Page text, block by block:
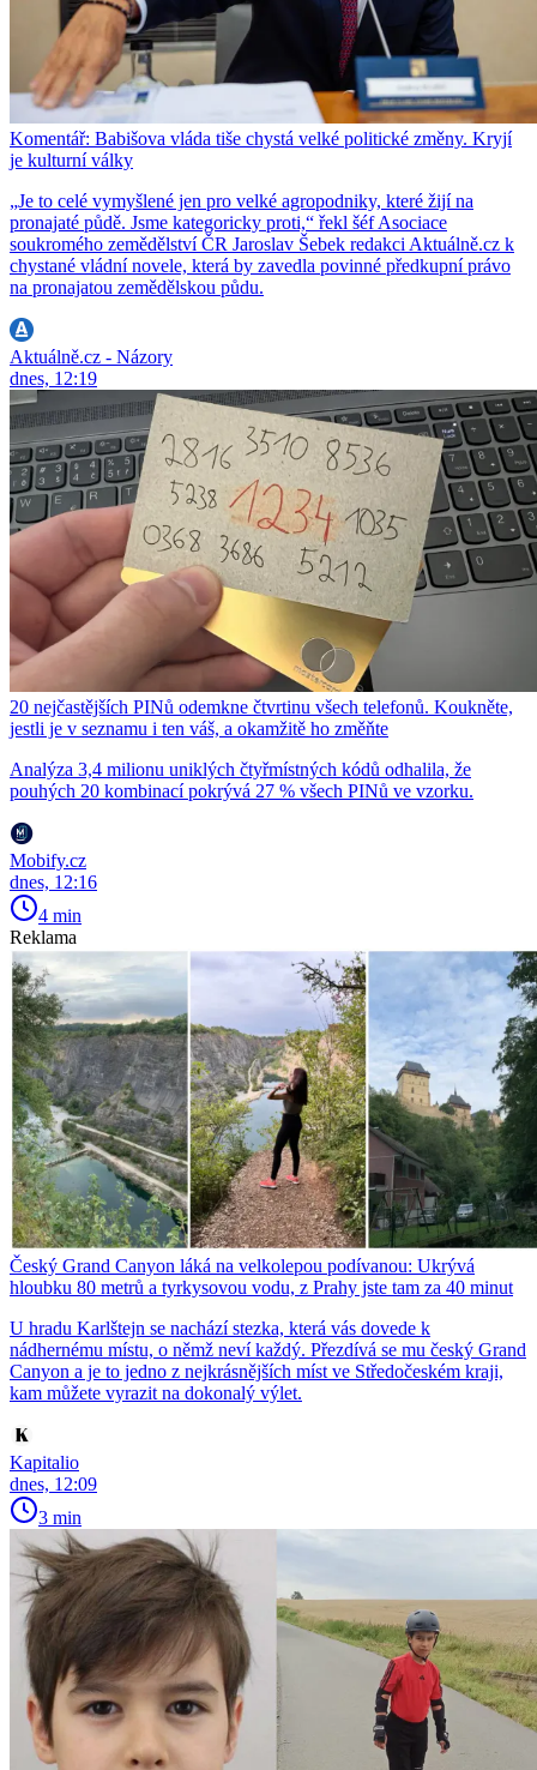
Komentář: Babišova vláda tiše chystá velké politické změny. Kryjí
je kulturní války
„Je to celé vymyšlené jen pro velké agropodniky, které žijí na
pronajaté půdě. Jsme kategoricky proti,“ řekl šéf Asociace
soukromého zemědělství ČR Jaroslav Šebek redakci Aktuálně.cz k
chystané vládní novele, která by zavedla povinné předkupní právo
na pronajatou zemědělskou půdu.
Aktuálně.cz - Názory
dnes, 12:19
20 nejčastějších PINů odemkne čtvrtinu všech telefonů. Koukněte,
jestli je v seznamu i ten váš, a okamžitě ho změňte
Analýza 3,4 milionu uniklých čtyřmístných kódů odhalila, že
pouhých 20 kombinací pokrývá 27 % všech PINů ve vzorku.
Mobify.cz
dnes, 12:16
4 min
Reklama
Český Grand Canyon láká na velkolepou podívanou: Ukrývá
hloubku 80 metrů a tyrkysovou vodu, z Prahy jste tam za 40 minut
U hradu Karlštejn se nachází stezka, která vás dovede k
nádhernému místu, o němž neví každý. Přezdívá se mu český Grand
Canyon a je to jedno z nejkrásnějších míst ve Středočeském kraji,
kam můžete vyrazit na dokonalý výlet.
Kapitalio
dnes, 12:09
3 min